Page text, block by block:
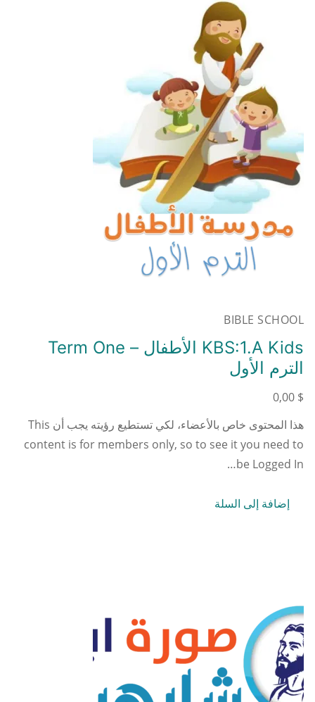
BIBLE SCHOOL
KBS:1.A Kids الأطفال – Term One
الترم الأول
0,00 $
هذا المحتوى خاص بالأعضاء، لكي تستطيع رؤيته يجب أن This
content is for members only, so to see it you need to
be Logged In…
إضافة إلى السلة